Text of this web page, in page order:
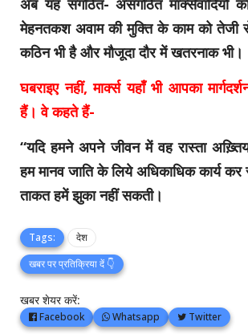
अब यह संगठित- असंगठित मार्क्सवादियों
मेहनतकश अवाम की मुक्ति के काम को तेजी
कठिन भी है और मौजूदा दौर में खतरनाक भी।
घबराइए नहीं, मार्क्स यहाँ भी आपका
हैं। वे कहते हैं-
“यदि हमने अपने जीवन में वह रास्ता
हम मानव जाति के लिये अधिकाधिक कार्य
ताकत हमें झुका नहीं सकती।
Tags:
देश
खबर पर प्रतिक्रिया दें 👇
खबर शेयर करें:
Facebook Whatsapp Twitter